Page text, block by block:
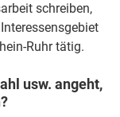
schreiben,
Ruhr tätig.
usw. angeht,